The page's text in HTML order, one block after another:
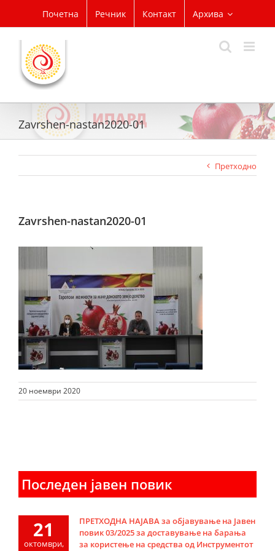
content
Почетна Речник Контакт Архива
Zavrshen-nastan2020-01
Претходно
Zavrshen-nastan2020-01
20 ноември 2020
Последен јавен повик
21
октомври,
ПРЕТХОДНА НАЈАВА за објавување на Јавен
повик 03/2025 за доставување на барања
за користење на средства од Инструментот